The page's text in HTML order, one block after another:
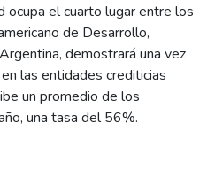
ocupa el cuarto lugar entre los
de Desarrollo,
demostrará una vez
las entidades crediticias
un promedio de los
una tasa del 56%.